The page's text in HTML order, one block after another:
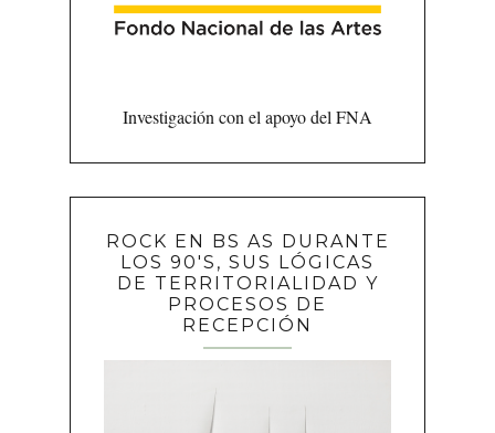
Investigación con el apoyo del FNA
ROCK EN BS AS DURANTE
LOS 90'S, SUS LÓGICAS
DE TERRITORIALIDAD Y
PROCESOS DE
RECEPCIÓN